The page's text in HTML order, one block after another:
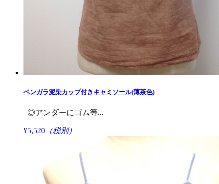
ベンガラ泥染カップ付きキャミソール(薄茶色)
◎アンダーにゴム等...
¥5,520 （税別）